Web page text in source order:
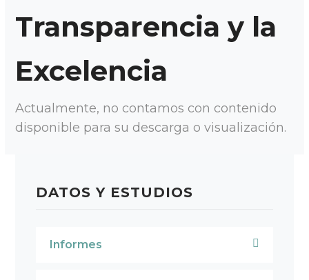
DATOS Y ESTUDIOS
Informes
Transparencia y la
Excelencia
Actualmente, no contamos con contenido
disponible para su descarga o visualización.